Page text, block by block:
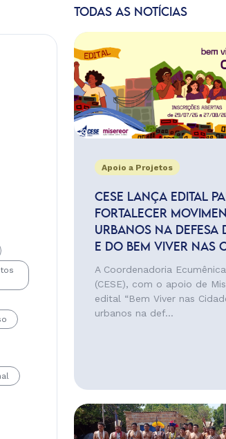
TODAS AS NOTÍCIAS
Apoio a Projetos
CESE LANÇA EDITAL
FORTALECER
URBANOS NA DEFESA
E DO BEM VIVER NAS
A Coordenadoria
(CESE), com o apoio de
edital “Bem Viver nas
urbanos na def...